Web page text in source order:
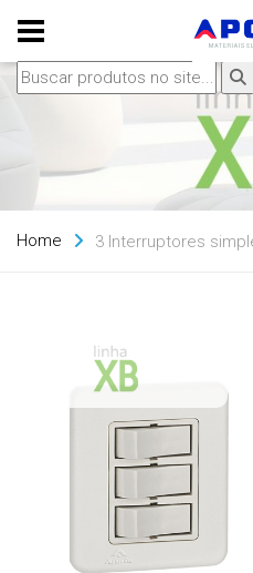
Home 3 Interruptores